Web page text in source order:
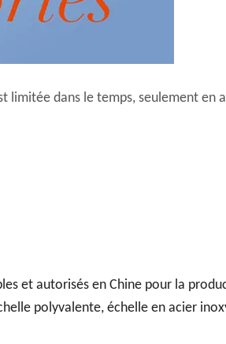
limitée dans le temps, seulement en
et autorisés en Chine pour la
polyvalente, échelle en acier